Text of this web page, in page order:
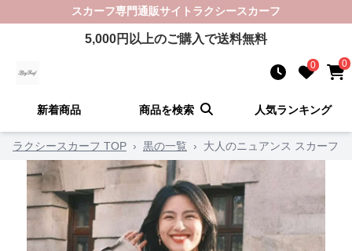
スカーフ専門通販サイト ラクシースカーフ
5,000円以上のご購入で送料無料
0 0
新着商品 商品を検索 人気ランキング
ラクシースカーフ TOP › 黒の一覧 › 大人のニュアンス スカーフ